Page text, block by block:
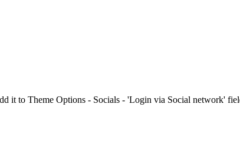
it to Theme Options - Socials - 'Login via Social network'